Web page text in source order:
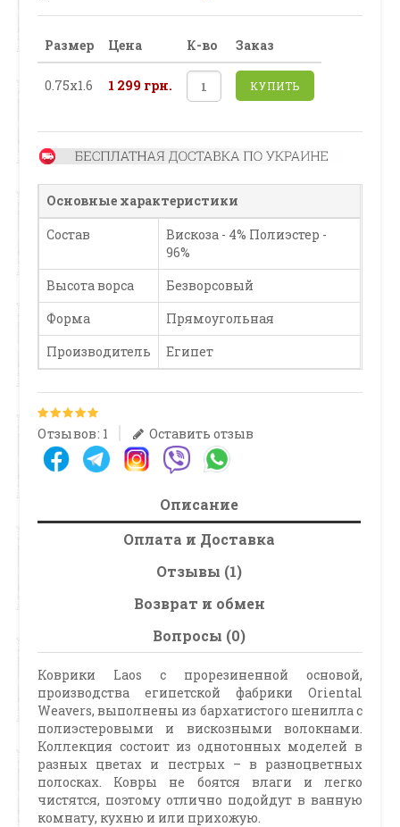
Размер Цена К-во Заказ
0.75х1.6 1 299 грн. КУПИТЬ
Основные характеристики
Состав
Вискоза - 4% Полиэстер -
96%
Высота ворса
Безворсовый
Форма
Прямоугольная
Производитель
Египет
Отзывов: 1 Оставить отзыв
Описание
Оплата и Доставка
Отзывы (1)
Возврат и обмен
Вопросы (0)
Коврики Laos с прорезиненной основой,
производства египетской фабрики Oriental
Weavers, выполнены из бархатистого шенилла с
полиэстеровыми и вискозными волокнами.
Коллекция состоит из однотонных моделей в
разных цветах и пестрых – в разноцветных
полосках. Ковры не боятся влаги и легко
чистятся, поэтому отлично подойдут в ванную
комнату, кухню и или прихожую.